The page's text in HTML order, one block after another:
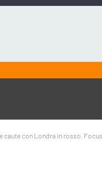
caute con Londra in rosso.